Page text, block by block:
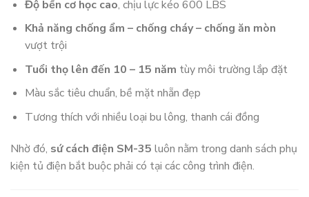
Độ bền cơ học cao, chịu lực kéo 600 LBS
Khả năng chống ẩm – chống cháy – chống ăn mòn
vượt trội
Tuổi thọ lên đến 10 – 15 năm tùy môi trường lắp đặt
Màu sắc tiêu chuẩn, bề mặt nhẵn đẹp
Tương thích với nhiều loại bu lông, thanh cái đồng
Nhờ đó, sứ cách điện SM-35 luôn nằm trong danh sách phụ
kiện tủ điện bắt buộc phải có tại các công trình điện.